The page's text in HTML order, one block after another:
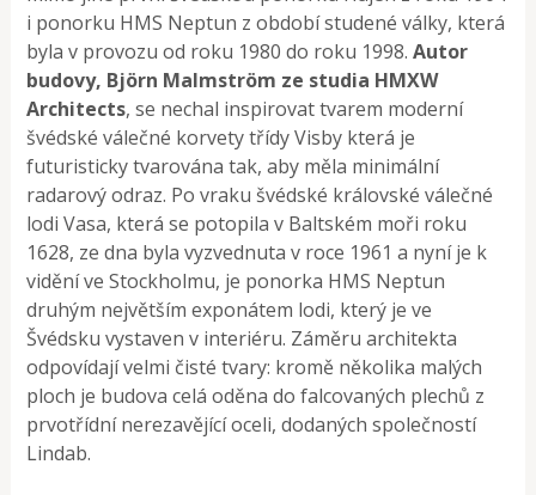
i ponorku HMS Neptun z období studené války, která
byla v provozu od roku 1980 do roku 1998.Autor
budovy, Björn Malmström ze studia HMXW
Architects, se nechal inspirovat tvarem moderní
švédské válečné korvety třídy Visby která je
futuristicky tvarována tak, aby měla minimální
radarový odraz. Po vraku švédské královské válečné
lodi Vasa, která se potopila v Baltském moři roku
1628, ze dna byla vyzvednuta v roce 1961 a nyní je k
vidění ve Stockholmu, je ponorka HMS Neptun
druhým největším exponátem lodi, který je ve
Švédsku vystaven v interiéru. Záměru architekta
odpovídají velmi čisté tvary: kromě několika malých
ploch je budova celá oděna do falcovaných plechů z
prvotřídní nerezavějící oceli, dodaných společností
Lindab.